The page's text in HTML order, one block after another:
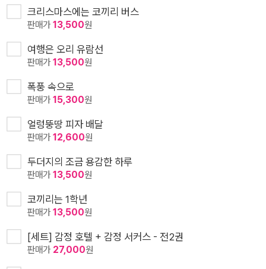
크리스마스에는 코끼리 버스
판매가13,500원
여행은 오리 유람선
판매가13,500원
폭풍 속으로
판매가15,300원
얼렁뚱땅 피자 배달
판매가12,600원
두더지의 조금 용감한 하루
판매가13,500원
코끼리는 1학년
판매가13,500원
[세트] 감정 호텔 + 감정 서커스 - 전2권
판매가 27,000원